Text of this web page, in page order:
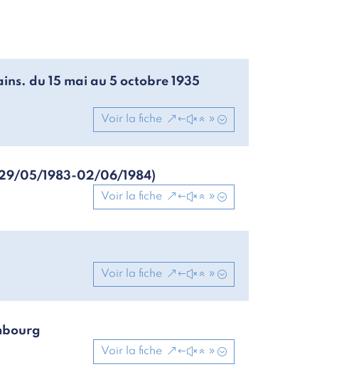
du 15 mai au 5 octobre 1935
Voir la fiche
05/1983-02/06/1984)
Voir la fiche
Voir la fiche
Voir la fiche